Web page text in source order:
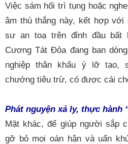
Việc sám hối trì tụng hoặc
âm thù thắng này, kết hợp với
sư an toạ trên đỉnh đầu bất
Cương Tát Đỏa đang ban
nghiệp thân khẩu ý lỡ tạo,
chướng tiêu trừ, có được cái
Phát nguyện xả ly, thực hành
Mặt khác, để giúp người sắp
gỡ bỏ mọi oán hận và uẩn